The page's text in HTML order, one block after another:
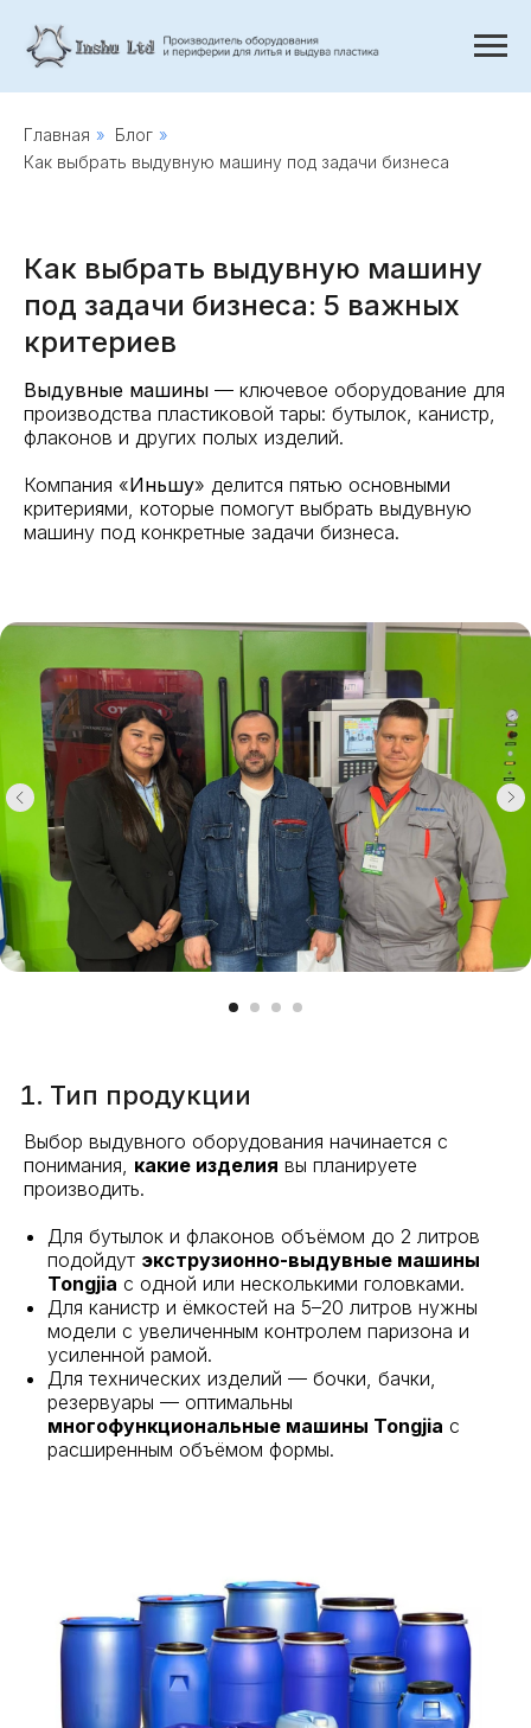
Главная » Блог »
Как выбрать выдувную машину под задачи бизнеса
Как выбрать выдувную машину
под задачи бизнеса: 5 важных
критериев
Выдувные машины — ключевое оборудование для
производства пластиковой тары: бутылок, канистр,
флаконов и других полых изделий.
Компания «Иньшу» делится пятью основными
критериями, которые помогут выбрать выдувную
машину под конкретные задачи бизнеса.
Тип продукции
Выбор выдувного оборудования начинается с
понимания, какие изделия вы планируете
производить.
Для бутылок и флаконов объёмом до 2 литров
подойдут экструзионно-выдувные машины
Tongjia с одной или несколькими головками.
Для канистр и ёмкостей на 5–20 литров нужны
модели с увеличенным контролем паризона и
усиленной рамой.
Для технических изделий — бочки, бачки,
резервуары — оптимальны
многофункциональные машины Tongjia с
расширенным объёмом формы.